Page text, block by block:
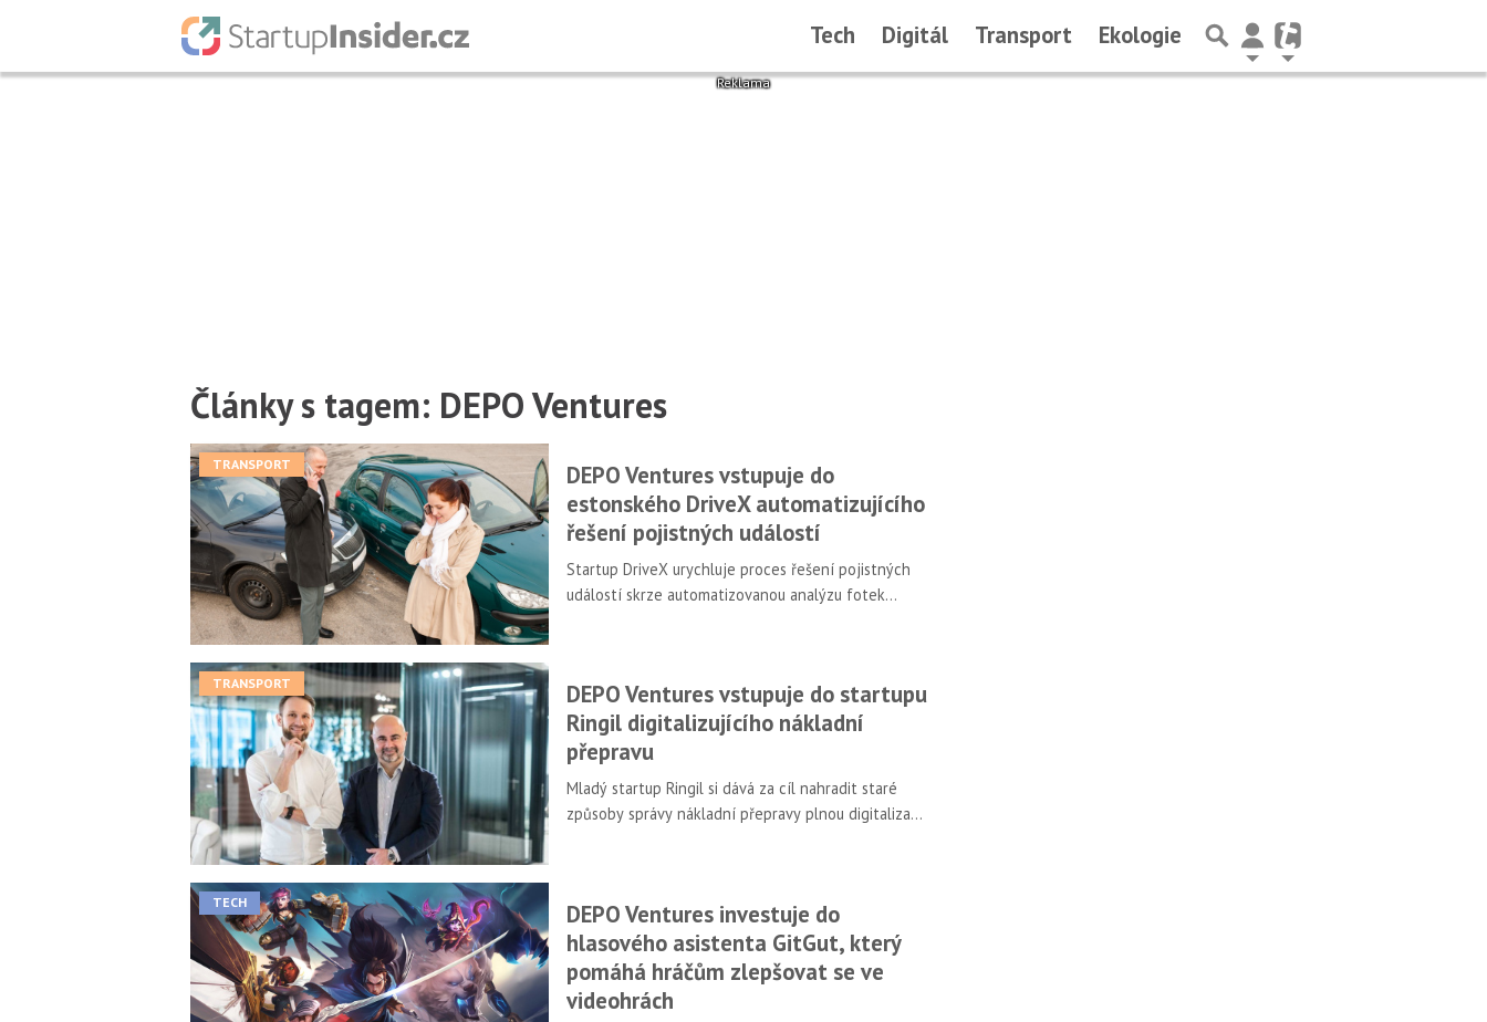
Tech Digitál Transport Ekologie
Články s tagem: DEPO Ventures
TRANSPORT
DEPO Ventures vstupuje do
estonského DriveX automatizujícího
řešení pojistných událostí
Startup DriveX urychluje proces řešení pojistných
událostí skrze automatizovanou analýzu fotek
TRANSPORT
DEPO Ventures vstupuje do startupu
Ringil digitalizujícího nákladní
přepravu
Mladý startup Ringil si dává za cíl nahradit staré
způsoby správy nákladní přepravy plnou digitalizací.
TECH
DEPO Ventures investuje do
hlasového asistenta GitGut, který
pomáhá hráčům zlepšovat se ve
videohrách